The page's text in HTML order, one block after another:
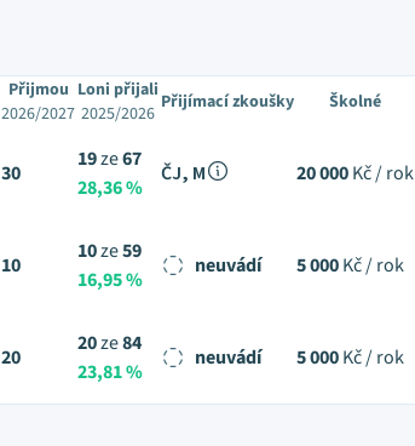
Přijmou
2026/2027
Loni přijali
2025/2026 Přijímací zkoušky Školné
30
19ze67
28,36 %
ČJ, M 20 000Kč / rok
10
10ze59
16,95 %
neuvádí 5 000Kč / rok
20
20ze84
23,81 %
neuvádí 5 000Kč / rok